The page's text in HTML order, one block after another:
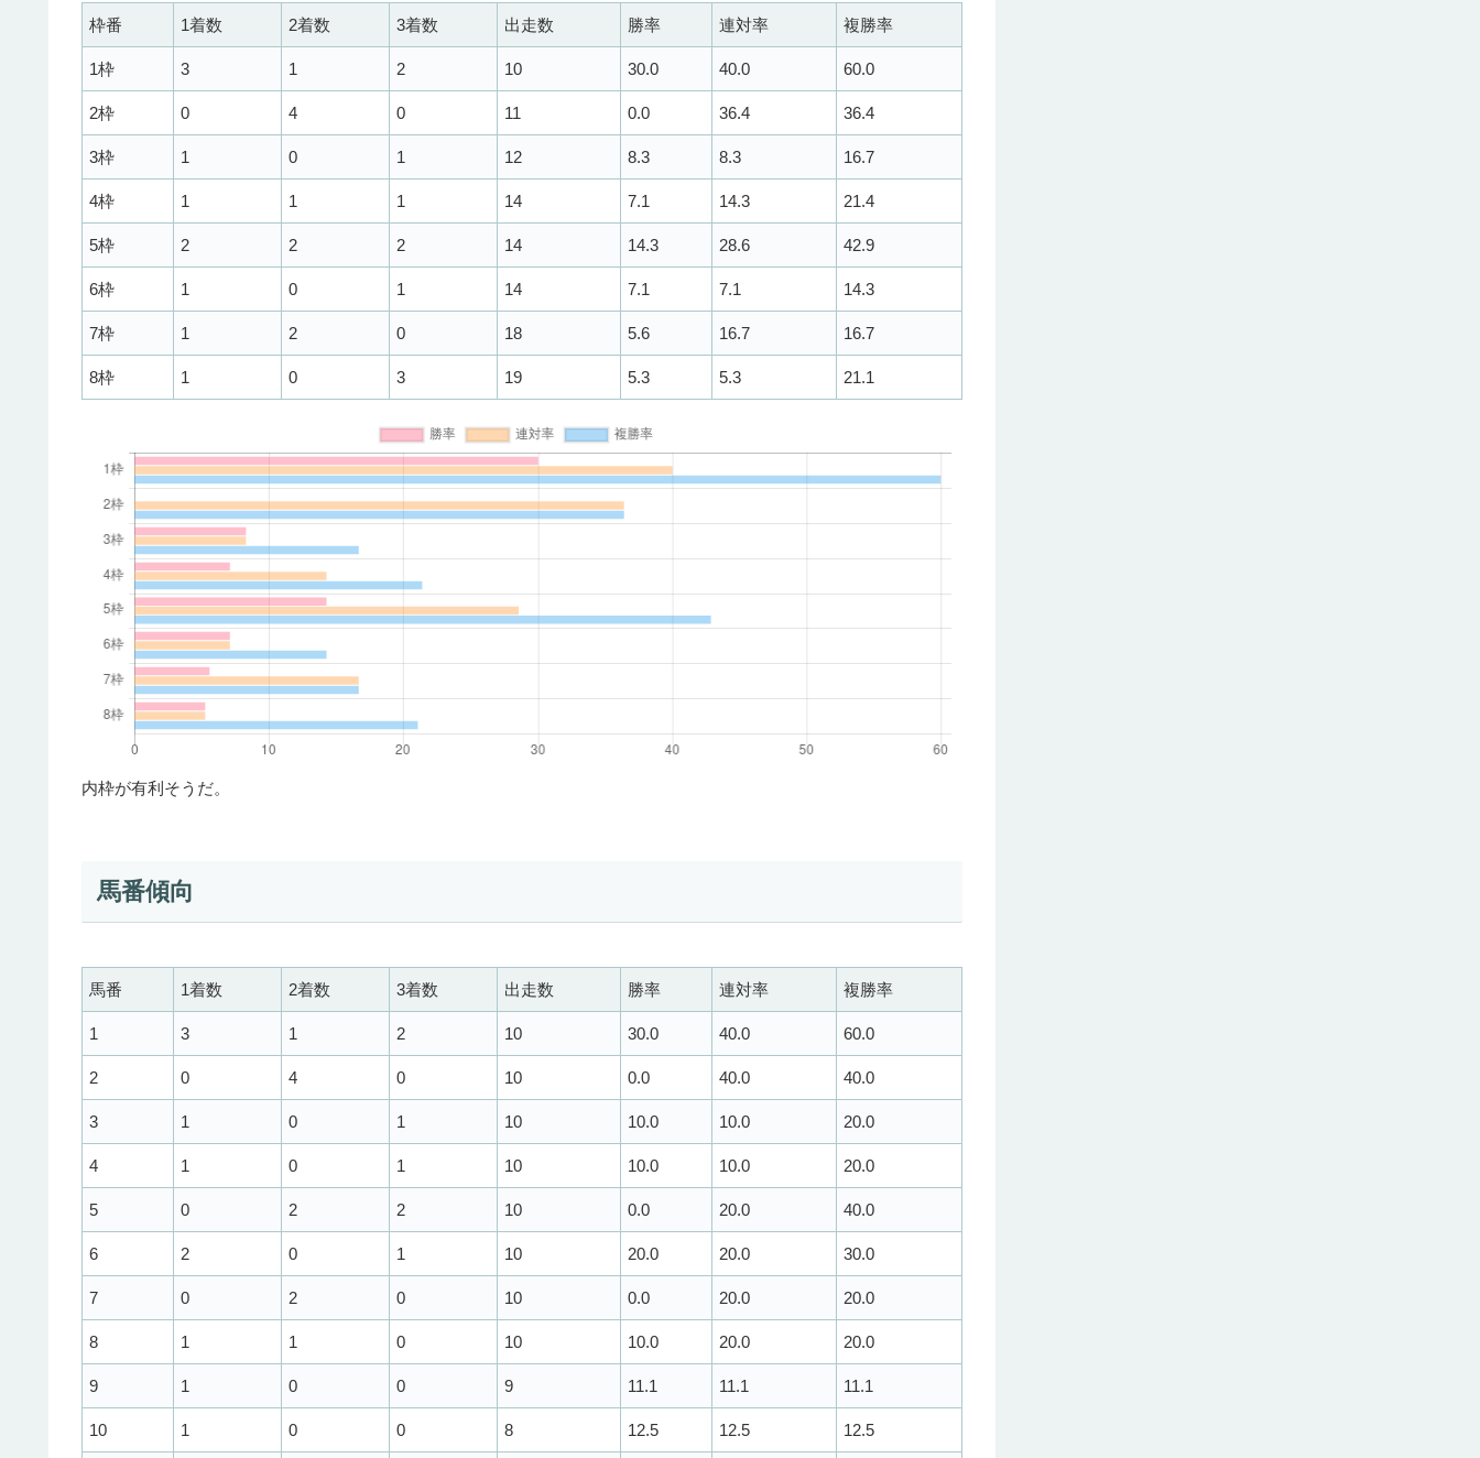
枠番 1着数 2着数 3着数 出走数 勝率 連対率 複勝率
1枠 3 1 2 10 30.0 40.0 60.0
2枠 0 4 0 11 0.0 36.4 36.4
3枠 1 0 1 12 8.3 8.3 16.7
4枠 1 1 1 14 7.1 14.3 21.4
5枠 2 2 2 14 14.3 28.6 42.9
6枠 1 0 1 14 7.1 7.1 14.3
7枠 1 2 0 18 5.6 16.7 16.7
8枠 1 0 3 19 5.3 5.3 21.1
内枠が有利そうだ。
馬番傾向
馬番 1着数 2着数 3着数 出走数 勝率 連対率 複勝率
1 3 1 2 10 30.0 40.0 60.0
2 0 4 0 10 0.0 40.0 40.0
3 1 0 1 10 10.0 10.0 20.0
4 1 0 1 10 10.0 10.0 20.0
5 0 2 2 10 0.0 20.0 40.0
6 2 0 1 10 20.0 20.0 30.0
7 0 2 0 10 0.0 20.0 20.0
8 1 1 0 10 10.0 20.0 20.0
9 1 0 0 9 11.1 11.1 11.1
10 1 0 0 8 12.5 12.5 12.5